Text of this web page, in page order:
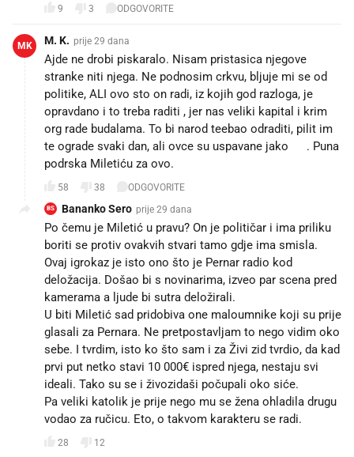
9 3 ODGOVORITE
MK M. K. prije 29 dana
Ajde ne drobi piskaralo. Nisam pristasica njegove
stranke niti njega. Ne podnosim crkvu, bljuje mi se od
politike, ALI ovo sto on radi, iz kojih god razloga, je
opravdano i to treba raditi , jer nas veliki kapital i krim
org rade budalama. To bi narod teebao odraditi, pilit im
te ograde svaki dan, ali ovce su uspavane jako 😡. Puna
podrska Miletiću za ovo.
58 38 ODGOVORITE
BS Bananko Sero prije 29 dana
Po čemu je Miletić u pravu? On je političar i ima priliku
boriti se protiv ovakvih stvari tamo gdje ima smisla.
Ovaj igrokaz je isto ono što je Pernar radio kod
deložacija. Došao bi s novinarima, izveo par scena pred
kamerama a ljude bi sutra deložirali.
U biti Miletić sad pridobiva one maloumnike koji su prije
glasali za Pernara. Ne pretpostavljam to nego vidim oko
sebe. I tvrdim, isto ko što sam i za Živi zid tvrdio, da kad
prvi put netko stavi 10 000€ ispred njega, nestaju svi
ideali. Tako su se i živozidaši počupali oko siće.
Pa veliki katolik je prije nego mu se žena ohladila drugu
vodao za ručicu. Eto, o takvom karakteru se radi.
28 12